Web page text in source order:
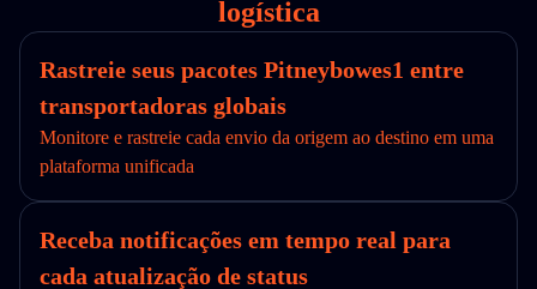
logística
Rastreie seus pacotes Pitneybowes1 entre
transportadoras globais
Monitore e rastreie cada envio da origem ao destino em uma
plataforma unificada
Receba notificações em tempo real para
cada atualização de status